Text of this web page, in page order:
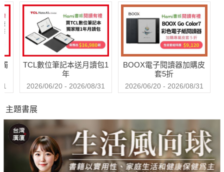
TCL數位筆記本送月讀包1
年
2026/06/20 - 2026/08/31
BOOX電子閱讀器加購皮
套5折
2026/06/20 - 2026/08/31
主題書展